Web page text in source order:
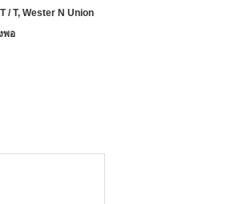
/ T, Wester N Union
พอ